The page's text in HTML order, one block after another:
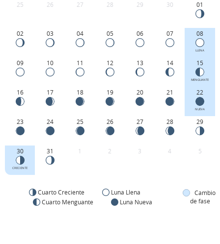
25 26 27 28 29 30 01
02 03 04 05 06 07 08
LLENA
09 10 11 12 13 14 15
MENGUANTE
16 17 18 19 20 21 22
NUEVA
23 24 25 26 27 28 29
30
CRECIENTE
31 1 2 3 4 5
Cuarto Creciente
Luna Llena
Cuarto Menguante
Luna Nueva
Cambio
de fase